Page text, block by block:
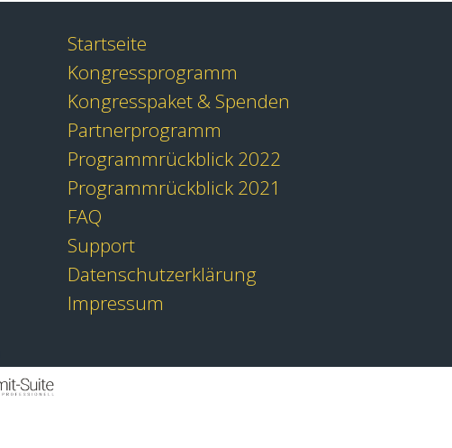
Startseite
Kongressprogramm
Kongresspaket & Spenden
Partnerprogramm
Programmrückblick 2022
Programmrückblick 2021
FAQ
Support
Datenschutzerklärung
Impressum